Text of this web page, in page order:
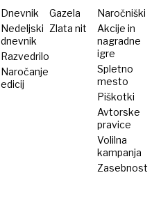
kršene
delavske
pravice
Dnevnik
Nedeljski
dnevnik
Razvedrilo
Naročanje
edicij
Gazela
Zlata nit
Naročniški
Akcije in
nagradne
igre
Spletno
mesto
Piškotki
Avtorske
pravice
Volilna
kampanja
Zasebnost